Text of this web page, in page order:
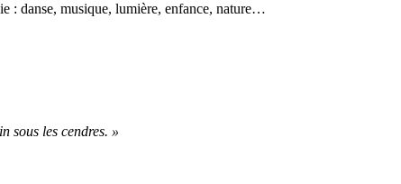
: danse, musique, lumière, enfance, nature…
sous les cendres. »